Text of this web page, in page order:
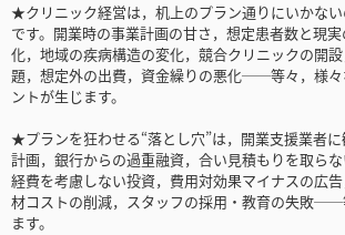
★クリニック経営は，机上のプラン通りにいかな
です。開業時の事業計画の甘さ，想定患者数と現
化，地域の疾病構造の変化，競合クリニックの開
題，想定外の出費，資金繰りの悪化──等々，様々
ントが生じます。
★プランを狂わせる“落とし穴”は，開業支援業者
計画，銀行からの過重融資，合い見積もりを取ら
経費を考慮しない投資，費用対効果マイナスの広
材コストの削減，スタッフの採用・教育の失敗──
ます。